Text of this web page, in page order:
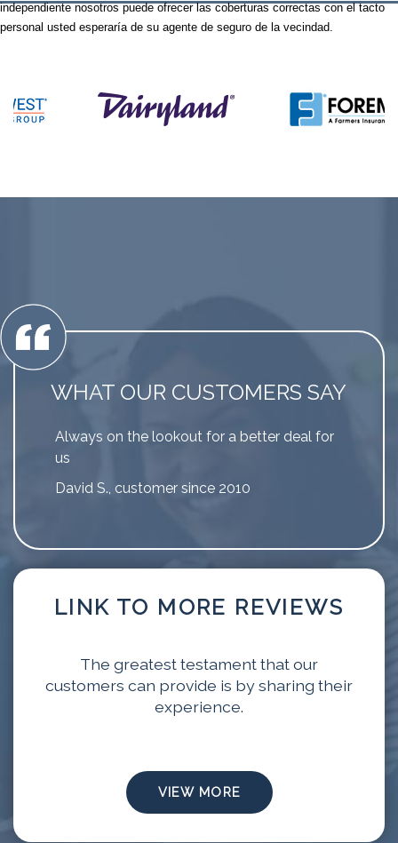
independiente nosotros puede ofrecer las coberturas correctas con el tacto
personal usted esperaría de su agente de seguro de la vecindad.
WHAT OUR CUSTOMERS SAY
Always on the lookout for a better deal for
us
David S., customer since 2010
LINK TO MORE REVIEWS
The greatest testament that our
customers can provide is by sharing their
experience.
VIEW MORE